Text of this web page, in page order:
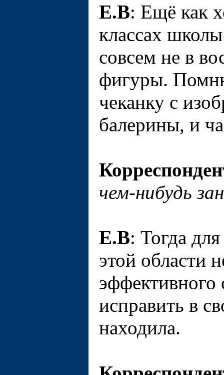
Е.В: Ещё как
классах
совсем не в
фигуры.
чеканку с
балерины, и
чем-нибудь
Е.В: Тогда
этой области
эффективного
исправить в
находила.